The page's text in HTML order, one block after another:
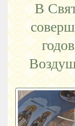
В